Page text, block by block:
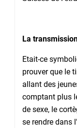
La
Etait-ce
prouver que le
allant des
comptant plus
de sexe, le
se rendre dans